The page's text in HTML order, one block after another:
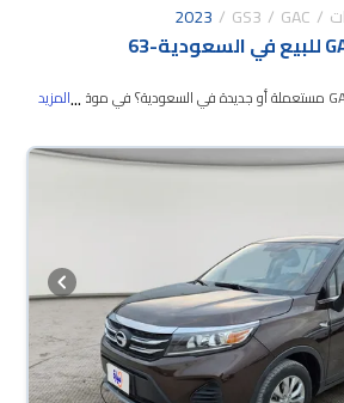
GAC
GS3
2023
-
63
اتدور على سيارة GAC GS3 2023 مستعملة أو جديدة في السعودية؟ في موقع
GAC GS3 2023 المستعملة مضمونة ومفحوصة بأكثر من 200 نقطة وتقدر
لين باب بيتك.
...المزيد